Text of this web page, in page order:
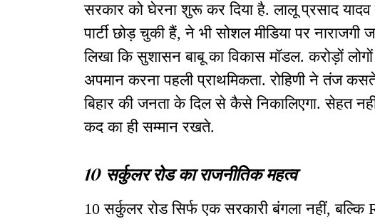
सरकार को घेरना शुरू कर दिया है. लालू प्रसाद यादव
पार्टी छोड़ चुकी हैं, ने भी सोशल मीडिया पर
लिखा कि सुशासन बाबू का विकास मॉडल. करोड़ों
अपमान करना पहली प्राथमिकता. रोहिणी ने तंज
बिहार की जनता के दिल से कैसे निकालिएगा. सेहत
कद का ही सम्मान रखते.
10 सर्कुलर रोड का राजनीतिक महत्व
10 सर्कुलर रोड सिर्फ एक सरकारी बंगला नहीं,